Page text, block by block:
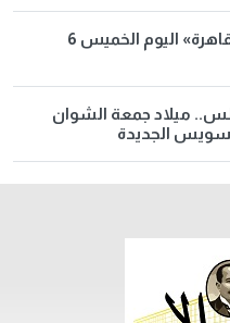
مواعيد قطارات «الإسكندرية ـ القاهرة» اليوم الخميس 6
هذا اليوم 6 أغسطس.. ميلاد جمعة الشوان
الجديدة